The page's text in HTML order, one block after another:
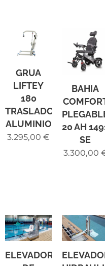
GRUA
LIFTEY
180
TRASLADO
ALUMINIO
3.295,00 €
BAHIA
20 AH
SE
3.300,00
ELEVADOR